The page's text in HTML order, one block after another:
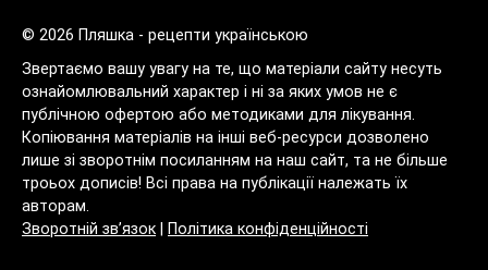
© 2026 Пляшка - рецепти українською
Звертаємо вашу увагу на те, що матеріали сайту несуть
ознайомлювальний характер і ні за яких умов не є
публічною офертою або методиками для лікування.
Копіювання матеріалів на інші веб-ресурси дозволено
лише зі зворотнім посиланням на наш сайт, та не більше
троьох дописів! Всі права на публікації належать їх
авторам.
Зворотній зв’язок
Політика конфіденційності